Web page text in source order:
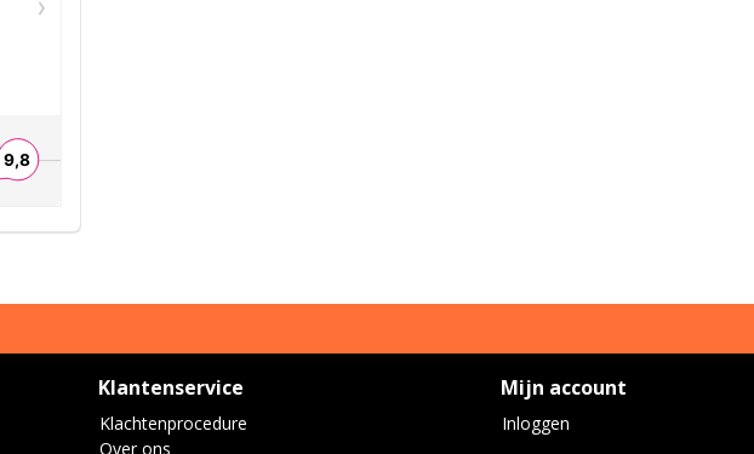
Klantenservice
Klachtenprocedure
Over ons
Mijn account
Inloggen